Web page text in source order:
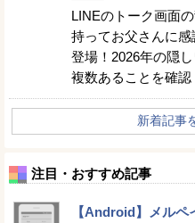
LINEのトーク画面
持ってお父さんに
登場！2026年の隠
複数あることを確認
新着記事
注目・おすすめ記事
【Android】メルペ